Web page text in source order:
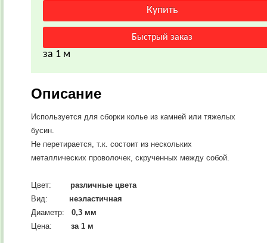
за 1 м
Описание
Используется для сборки колье из камней или тяжелых
бусин.
Не перетирается, т.к. состоит из нескольких
металлических проволочек, скрученных между собой.
Цвет:
различные цвета
Вид: неэластичная
Диаметр:
0,3 мм
Цена:
за 1 м